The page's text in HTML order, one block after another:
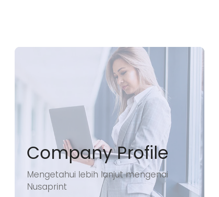
Company Profile
Mengetahui lebih lanjut mengenai
Nusaprint